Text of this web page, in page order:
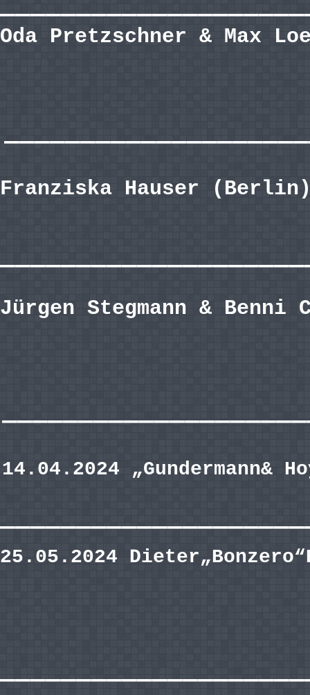
Oda Pretzschner & Max
Franziska Hauser
Jürgen Stegmann &
14.04.2024 „Gundermann&
25.05.2024